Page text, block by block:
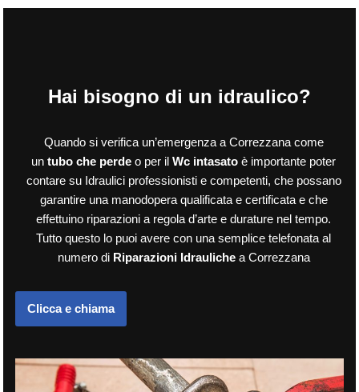
Hai bisogno di un idraulico?
Quando si verifica un’emergenza a Correzzana come
un tubo che perde o per il Wc intasato è importante poter
contare su Idraulici professionisti e competenti, che possano
garantire una manodopera qualificata e certificata e che
effettuino riparazioni a regola d’arte e durature nel tempo.
Tutto questo lo puoi avere con una semplice telefonata al
numero di Riparazioni Idraulichea Correzzana
Clicca e chiama